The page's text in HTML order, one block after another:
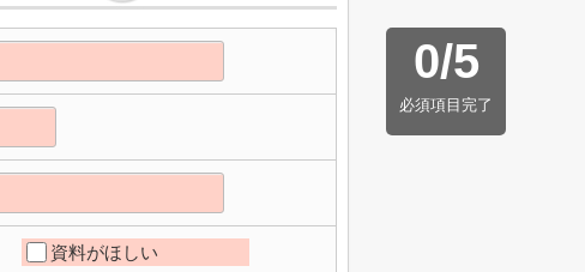
0/5
必須項目完了
資料がほしい